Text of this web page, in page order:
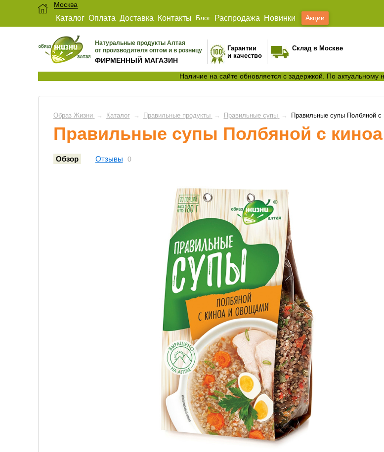
Москва
Каталог Оплата Доставка Контакты Блог Распродажа Новинки Акции
Натуральные продукты Алтая
от производителя оптом и в розницу
ФИРМЕННЫЙ МАГАЗИН
Гарантии
и качество
Склад в Москве
Наличие на сайте обновляется с задержкой. По
Образ Жизни → Каталог → Правильные продукты → Правильные супы → Правильные супы Полбяной
Правильные супы Полбяной с
Обзор Отзывы 0